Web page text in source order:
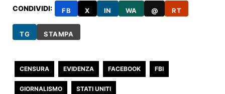
CONDIVIDI: FB X IN WA @ RT
TG STAMPA
CENSURA EVIDENZA FACEBOOK FBI
GIORNALISMO STATI UNITI